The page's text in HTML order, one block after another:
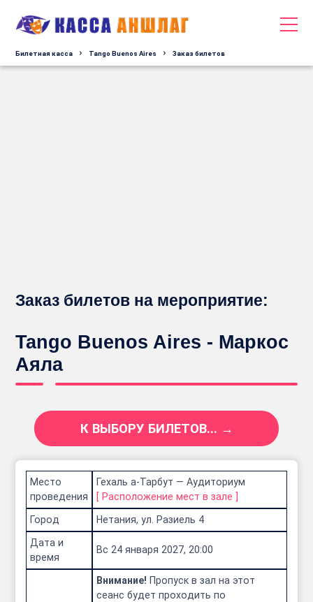
Билетная касса Tango Buenos Aires Заказ билетов
Заказ билетов на мероприятие:
Tango Buenos Aires - Маркос
Аяла
К ВЫБОРУ БИЛЕТОВ... →
Место
проведения
Гехаль а-Тарбут — Аудиториум
[ Расположение мест в зале
Город Нетания, ул. Разиель 4
Дата и
время
Вс 24 января 2027, 20:00
Внимание! Пропуск в зал на этот
сеанс будет проходить по